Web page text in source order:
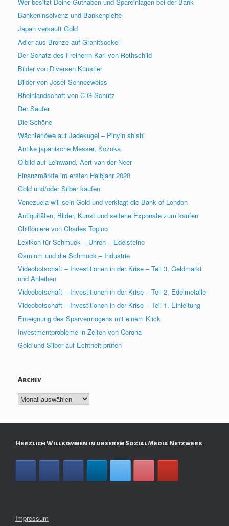
Bankeninsolvenz und Bankenpleite
Japan verkauft Gold
Adler aus Bronze auf Granitsockel
Der Schatz des Freiherrn Karl von Rothschild
Bilder von Diversen Künstler
Bilder von Josef Schneeweiss
Rheinlandschaft von C G Schütz
Der Säufer
Die Schöne
Wächterlöwe auf Jadekugel – Pinyin shishi
Antike japanische Messer, Kozuka
Ölbild auf Leinwand, Aert van der Neer
Finanzmärkte im ersten Halbjahr 2020
Gold und/oder Silber kaufen
Venezuela will sein Gold und verklagt die Bank of London
Antiquitäten, Bilder, Kunst und seltene Exponate zum kaufen
Chiffoniere von Charles Topino
Lexikon für Schmuck – Uhren – Edelsteine
Osmium und die Schmuck – Industrie
Videobotschaft – Investitionen in der Krise – Teil 3, Geldmarkt
und Anleihen
Videobotschaft – Investitionen in der Krise – Teil 2, Edelmetalle
Videobotschaft – Investitionen in der Krise – Teil 1, Einleitung
Enteignung des Sparvermögens mit einem Klick
Investmentprobleme in Zeiten von Corona
Gold und Silber auf Echtheit prüfen
Archiv
Archiv
Herzlich Willkommen in unserem Sozial Media Netzwerk
Impressum